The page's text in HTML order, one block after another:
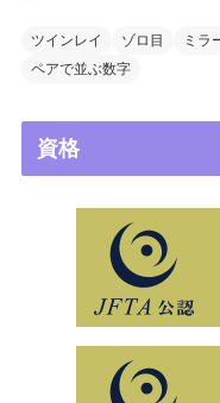
ツインレイ ゾロ目 ミラ
ペアで並ぶ数字
資格